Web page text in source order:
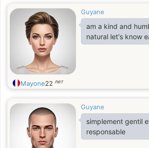
Guyane
am a kind and humble
natural let's know
Mayone22 лет
Guyane
simplement gentil
responsable